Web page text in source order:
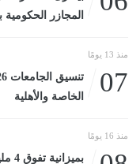
المجازر الحكومية
منذ 13 يومًا
07
الخاصة والأهلية
منذ 16 يومًا